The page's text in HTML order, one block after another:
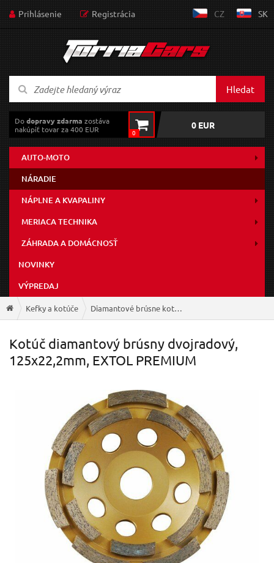
Prihlásenie Registrácia CZ SK
Hledat
Dodopravy zdarma zostáva
nakúpiť tovar za 400 EUR
0
0 EUR
AUTO-MOTO
NÁRADIE
NÁPLNE A KVAPALINY
MERIACA TECHNIKA
ZÁHRADA A DOMÁCNOSŤ
NOVINKY
VÝPREDAJ
Kefky a kotúče Diamantové brúsne kotúče
Kotúč diamantový brúsny dvojradový,
125x22,2mm, EXTOL PREMIUM